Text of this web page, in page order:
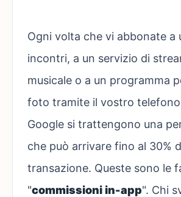
Ogni volta che vi abbonate a
incontri, a un servizio di
musicale o a un programma
foto tramite il vostro
Google si trattengono una
che può arrivare fino al 30%
transazione. Queste sono le
"commissioni in-app". Chi